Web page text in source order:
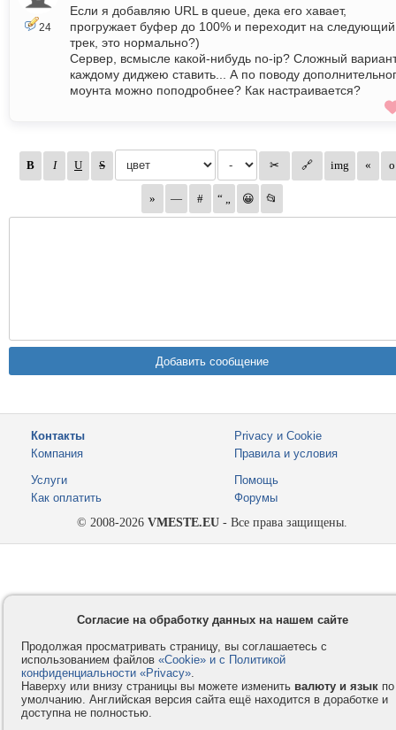
24
Если я добавляю URL в queue, дека его хавает,
прогружает буфер до 100% и переходит на следующий
трек, это нормально?)
Сервер, всмысле какой-нибудь no-ip? Сложный
каждому диджею ставить... А по поводу
моунта можно поподробнее? Как настраивается?
Контакты
Компания
Privacy и Cookie
Правила и условия
Услуги
Как оплатить
Помощь
Форумы
© 2008-2026 VMESTE.EU - Все права защищены.
Согласие на обработку данных на нашем сайте
Продолжая просматривать страницу, вы соглашаетесь с
использованием файлов «Cookie» и с Политикой
конфиденциальности «Privacy».
Наверху или внизу страницы вы можете изменить валюту и язык по
умолчанию. Английская версия сайта ещё находится в доработке и
доступна не полностью.